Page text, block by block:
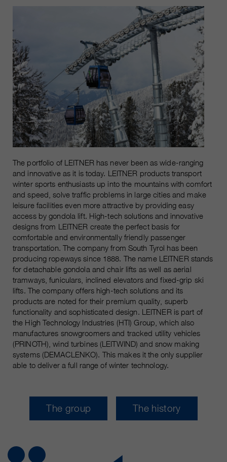
The portfolio of LEITNER has never been as wide-ranging
and innovative as it is today. LEITNER products transport
winter sports enthusiasts up into the mountains with comfort
and speed, solve traffic problems in large cities and make
leisure facilities even more attractive by providing easy
access by gondola lift. High-tech solutions and innovative
designs from LEITNER create the perfect basis for
comfortable and environmentally friendly passenger
transportation. The company from South Tyrol has been
producing ropeways since 1888. The name LEITNER stands
for detachable gondola and chair lifts as well as aerial
tramways, funiculars, inclined elevators and fixed-grip ski
lifts. The company offers high-tech solutions and its
products are noted for their premium quality, superb
functionality and sophisticated design. LEITNER is part of
the High Technology Industries (HTI) Group, which also
manufactures snowgroomers and tracked utility vehicles
(PRINOTH), wind turbines (LEITWIND) and snow making
systems (DEMACLENKO). This makes it the only supplier
able to deliver a full range of winter technology.
The group The history
https://policies.google.com/privacy.
qui nous aident à améliorer nos
sites Internet / nos applications.
Ces informations sont également
transmises à nos clients /
partenaires.